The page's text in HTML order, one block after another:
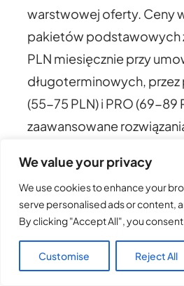
We value your privacy
We use cookies to enhance your
serve personalised ads or content,
By clicking "Accept All", you
Customise Reject All
warstwowej oferty. Ceny
pakietów podstawowych
PLN miesięcznie przy
długoterminowych,
(55-75 PLN) i PRO (69-89
zaawansowane
lecz cechą – pozwala na
dopasowanie kosztów do
firmy. Mały startup nie
z których nie korzysta, ale
w miarę rozwoju będzie